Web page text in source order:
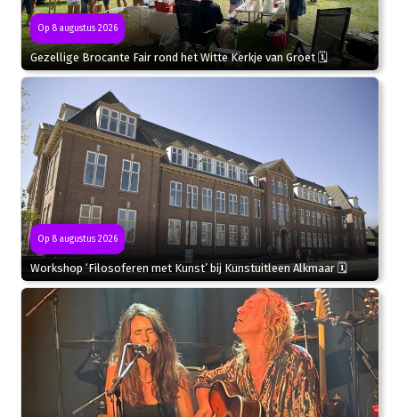
Op 8 augustus 2026
Gezellige Brocante Fair rond het Witte Kerkje van Groet 🗓
Op 8 augustus 2026
Workshop ‘Filosoferen met Kunst’ bij Kunstuitleen Alkmaar 🗓